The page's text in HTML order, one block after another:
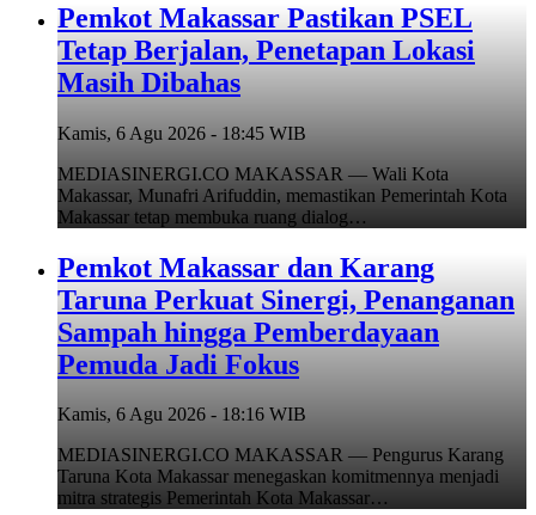
Pemkot Makassar Pastikan PSEL
Tetap Berjalan, Penetapan Lokasi
Masih Dibahas
Kamis, 6 Agu 2026 - 18:45 WIB
MEDIASINERGI.CO MAKASSAR — Wali Kota
Makassar, Munafri Arifuddin, memastikan Pemerintah Kota
Makassar tetap membuka ruang dialog…
Pemkot Makassar dan Karang
Taruna Perkuat Sinergi, Penanganan
Sampah hingga Pemberdayaan
Pemuda Jadi Fokus
Kamis, 6 Agu 2026 - 18:16 WIB
MEDIASINERGI.CO MAKASSAR — Pengurus Karang
Taruna Kota Makassar menegaskan komitmennya menjadi
mitra strategis Pemerintah Kota Makassar…